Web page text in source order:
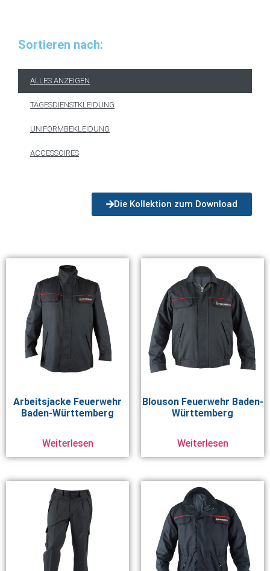
Sortieren nach:
ALLES ANZEIGEN
TAGESDIENSTKLEIDUNG
UNIFORMBEKLEIDUNG
ACCESSOIRES
Die Kollektion zum Download
Arbeitsjacke Feuerwehr
Baden-Württemberg
Weiterlesen
Blouson Feuerwehr Baden-
Württemberg
Weiterlesen